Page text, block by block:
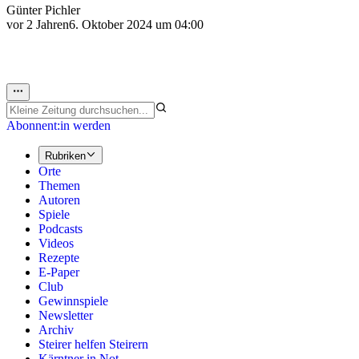
Günter Pichler
vor 2 Jahren6. Oktober 2024 um 04:00
Abonnent:in werden
Rubriken
Orte
Themen
Autoren
Spiele
Podcasts
Videos
Rezepte
E-Paper
Club
Gewinnspiele
Newsletter
Archiv
Steirer helfen Steirern